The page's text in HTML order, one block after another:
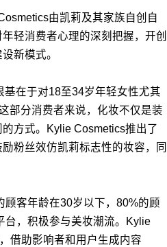
由凯莉及其家族自创自
轻消费者心理的深刻把握，开创
新模式。
在于对18至34岁年轻女性尤其
部分消费者来说，化妆不仅是装
方式。Kylie Cosmetics推出了
粉丝效仿凯莉标志性的妆容，同
顾客年龄在30岁以下，80%的顾
台，积极参与美妆潮流。Kylie
借助影响者和用户生成内容